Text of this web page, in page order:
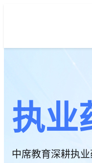
执业
中席教育深耕执